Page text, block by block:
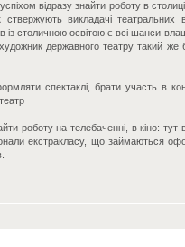
відразу знайти роботу в
викладачі театральних
із столичною освітою є всі шанси
державного театру такий
спектаклі, брати участь
роботу на телебаченні, в кіно:
екстракласу, що займаються